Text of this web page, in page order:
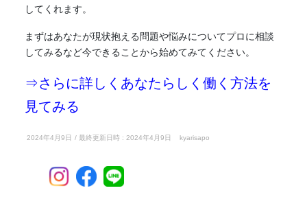
してくれます。
まずはあなたが現状抱える問題や悩みについてプロに相談
してみるなど今できることから始めてみてください。
⇒さらに詳しくあなたらしく働く方法を
見てみる
2024年4月9日 / 最終更新日時 : 2024年4月9日 kyarisapo